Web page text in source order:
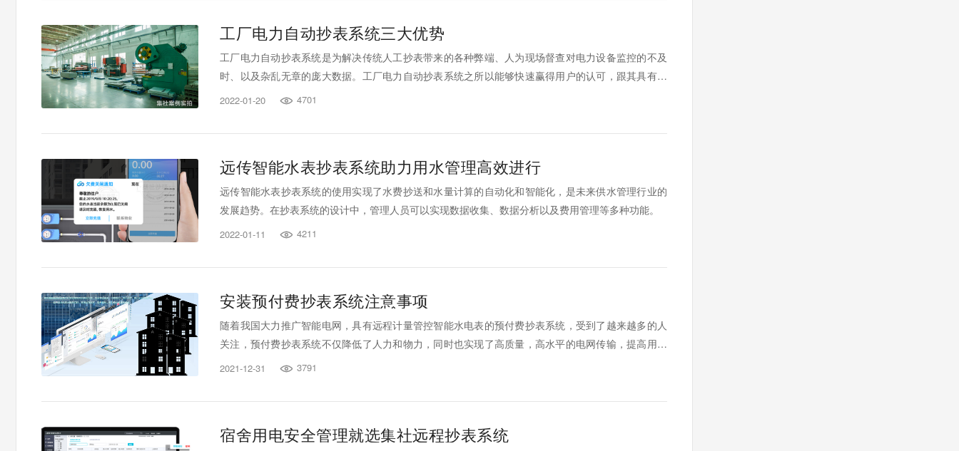
工厂电力自动抄表系统三大优势
工厂电力自动抄表系统是为解决传统人工抄表带来的各种弊端、人为现场督查对电力设备监控的不及
时、以及杂乱无章的庞大数据。工厂电力自动抄表系统之所以能够快速赢得用户的认可，跟其具有的
三大优势分不开。
2022-01-20  4701
远传智能水表抄表系统助力用水管理高效进行
远传智能水表抄表系统的使用实现了水费抄送和水量计算的自动化和智能化，是未来供水管理行业的
发展趋势。在抄表系统的设计中，管理人员可以实现数据收集、数据分析以及费用管理等多种功能。
2022-01-11  4211
安装预付费抄表系统注意事项
随着我国大力推广智能电网，具有远程计量管控智能水电表的预付费抄表系统，受到了越来越多的人
关注，预付费抄表系统不仅降低了人力和物力，同时也实现了高质量，高水平的电网传输，提高用电
的管理水平，实现电网管理智能化。
2021-12-31  3791
宿舍用电安全管理就选集社远程抄表系统